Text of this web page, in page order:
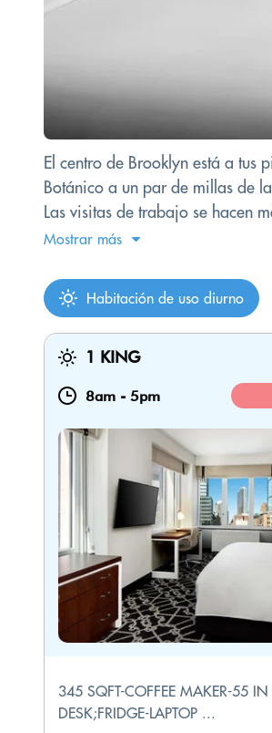
El centro de Brooklyn está a tus
Botánico a un par de millas de
Las visitas de trabajo se hacen
Mostrar más
Habitación de uso diurno
1 KING
8am - 5pm
345 SQFT-COFFEE MAKER-55
DESK;FRIDGE-LAPTOP ...